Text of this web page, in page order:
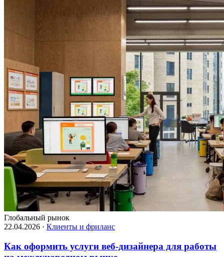
Глобальный рынок
22.04.2026 · Клиенты и фриланс
Как оформить услуги веб-дизайнера для работы